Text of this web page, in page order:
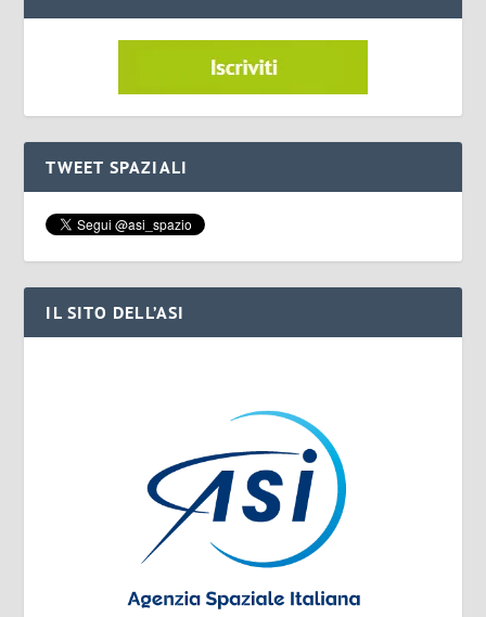
TWEET SPAZIALI
IL SITO DELL’ASI